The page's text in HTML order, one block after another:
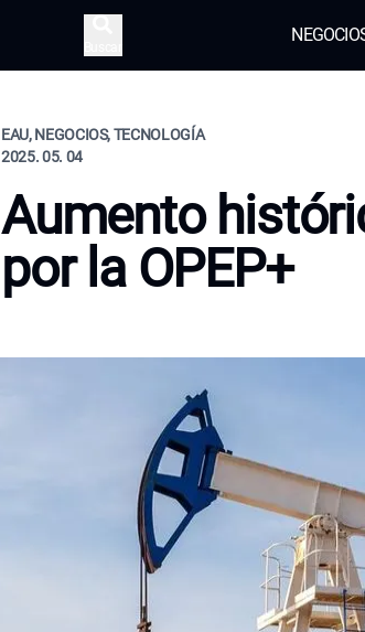
EAU, NEGOCIOS, TECNOLOGÍA
2025. 05. 04
Aumento
por la OPEP+